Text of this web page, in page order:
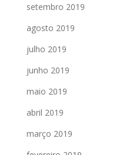
setembro 2019
agosto 2019
julho 2019
junho 2019
maio 2019
abril 2019
março 2019